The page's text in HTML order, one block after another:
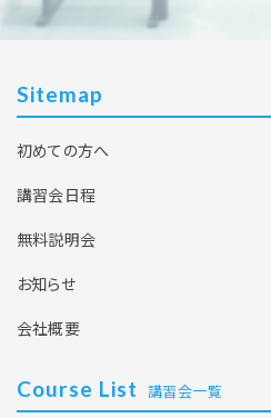
Sitemap
初めての方へ
講習会日程
無料説明会
お知らせ
会社概要
Course List 講習会一覧